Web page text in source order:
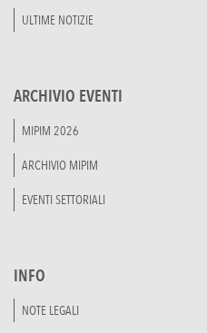
ULTIME NOTIZIE
ARCHIVIO EVENTI
MIPIM 2026
ARCHIVIO MIPIM
EVENTI SETTORIALI
INFO
NOTE LEGALI